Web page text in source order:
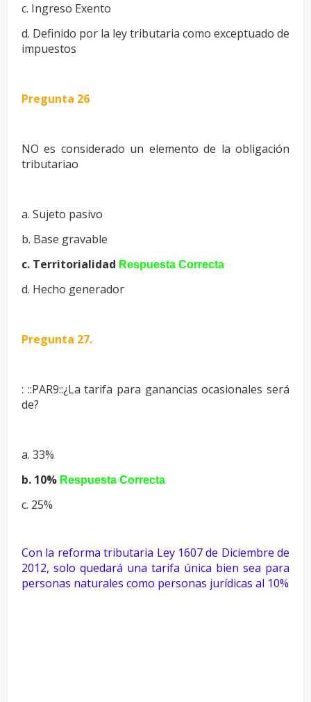
c. Ingreso Exento
d. Definido por la ley tributaria como exceptuado de
impuestos
Pregunta 26
NO es considerado un elemento de la obligación
tributariao
a. Sujeto pasivo
b. Base gravable
c. Territorialidad Respuesta Correcta
d. Hecho generador
Pregunta 27.
: ::PAR9::¿La tarifa para ganancias ocasionales será
de?
a. 33%
b. 10% Respuesta Correcta
c. 25%
Con la reforma tributaria Ley 1607 de Diciembre de
2012, solo quedará una tarifa única bien sea para
personas naturales como personas jurídicas al 10%